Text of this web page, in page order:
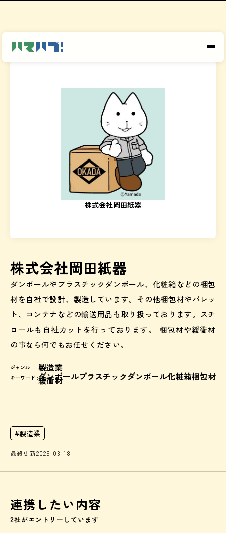
株式会社岡田紙器
ダンボールやプラスチックダンボール、化粧箱などの梱包
材を自社で設計、製造しています。その他梱包材やパレッ
ト、コンテナなどの輸送用品も取り扱っております。スチ
ロールも自社カットを行っております。 梱包材や緩衝材
の事なら何でもお任せください。
ジャンル :製造業
キーワード :ダンボールプラスチックダンボール化粧箱梱包材
緩衝材
#製造業
最終更新2025-03-18
株式会社岡田紙器
連携したい内容
2社がエントリーしています